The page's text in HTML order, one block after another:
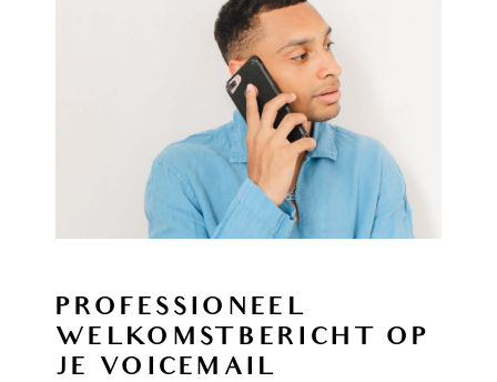
PROFESSIONEEL
WELKOMSTBERICHT OP
JE VOICEMAIL